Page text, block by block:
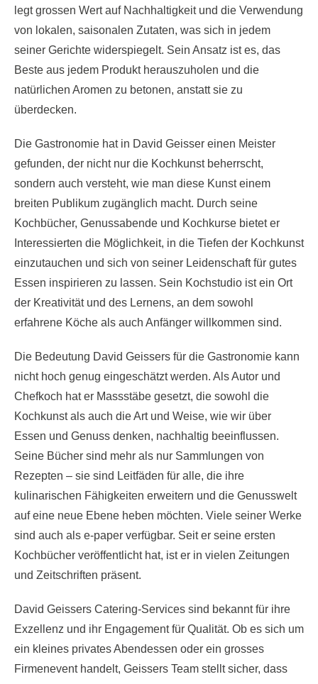
legt grossen Wert auf Nachhaltigkeit und die Verwendung
von lokalen, saisonalen Zutaten, was sich in jedem
seiner Gerichte widerspiegelt. Sein Ansatz ist es, das
Beste aus jedem Produkt herauszuholen und die
natürlichen Aromen zu betonen, anstatt sie zu
überdecken.
Die Gastronomie hat in David Geisser einen Meister
gefunden, der nicht nur die Kochkunst beherrscht,
sondern auch versteht, wie man diese Kunst einem
breiten Publikum zugänglich macht. Durch seine
Kochbücher, Genussabende und Kochkurse bietet er
Interessierten die Möglichkeit, in die Tiefen der Kochkunst
einzutauchen und sich von seiner Leidenschaft für gutes
Essen inspirieren zu lassen. Sein Kochstudio ist ein Ort
der Kreativität und des Lernens, an dem sowohl
erfahrene Köche als auch Anfänger willkommen sind.
Die Bedeutung David Geissers für die Gastronomie kann
nicht hoch genug eingeschätzt werden. Als Autor und
Chefkoch hat er Massstäbe gesetzt, die sowohl die
Kochkunst als auch die Art und Weise, wie wir über
Essen und Genuss denken, nachhaltig beeinflussen.
Seine Bücher sind mehr als nur Sammlungen von
Rezepten – sie sind Leitfäden für alle, die ihre
kulinarischen Fähigkeiten erweitern und die Genusswelt
auf eine neue Ebene heben möchten. Viele seiner Werke
sind auch als e-paper verfügbar. Seit er seine ersten
Kochbücher veröffentlicht hat, ist er in vielen Zeitungen
und Zeitschriften präsent.
David Geissers Catering-Services sind bekannt für ihre
Exzellenz und ihr Engagement für Qualität. Ob es sich um
ein kleines privates Abendessen oder ein grosses
Firmenevent handelt, Geissers Team stellt sicher, dass